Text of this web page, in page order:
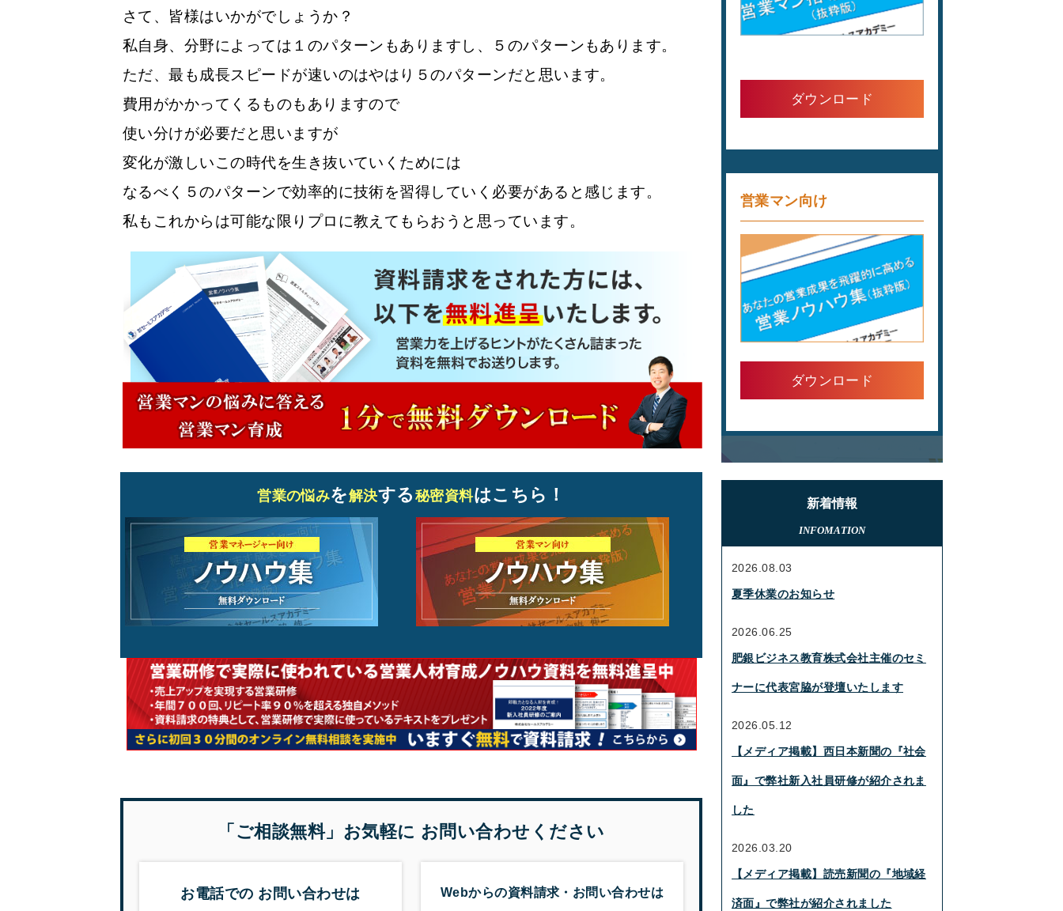
さて、皆様はいかがでしょうか？
私自身、分野によっては１のパターンもありますし、５のパターンもあります。
ただ、最も成長スピードが速いのはやはり５のパターンだと思います。
費用がかかってくるものもありますので
使い分けが必要だと思いますが
変化が激しいこの時代を生き抜いていくためには
なるべく５のパターンで効率的に技術を習得していく必要があると感じます。
私もこれからは可能な限りプロに教えてもらおうと思っています。
営業の悩みを解決する 秘密資料はこちら！
「ご相談無料」お気軽に お問い合わせください
お電話での お問い合わせは Webからの資料請求・お問い合わせは
ダウンロード
営業マン向け
ダウンロード
新着情報
INFOMATION
夏季休業のお知らせ
2026.08.03
肥銀ビジネス教育株式会社主催のセミ
ナーに代表宮脇が登壇いたします
2026.06.25
【メディア掲載】西日本新聞の『社会
面』で弊社新入社員研修が紹介されま
した
2026.05.12
【メディア掲載】読売新聞の『地域経
済面』で弊社が紹介されました
2026.03.20